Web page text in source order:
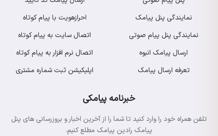
نمایندگی پنل پیامک
نمایندگی پنل پیام صوتی
ارسال پیامک انبوه
تعرفه ارسال پیامک
احرازهویت با پیام کوتاه
اتصال سایت به پیام کوتاه
اتصال نرم افزار به پیام کوتاه
اپلیکیشن ثبت شماره مشتری
خبرنامه پیامکی
تلفن همراه خود را وارد کنید تا شما را از آخرین اخبار و بروزرسانی های پنل
پیامک رادین پیامک مطلع کنیم.